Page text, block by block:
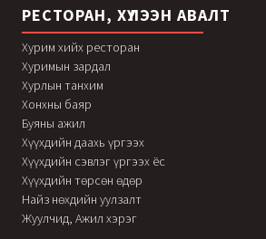
РЕСТОРАН, ХҮЛЭЭН АВАЛТ
Хурим хийх ресторан
Хуримын зардал
Хурлын танхим
Хонхны баяр
Буяны ажил
Хүүхдийн даахь үргээх
Хүүхдийн сэвлэг үргээх ёс
Хүүхдийн төрсөн өдөр
Найз нөхдийн уулзалт
Жуулчид, Ажил хэрэг